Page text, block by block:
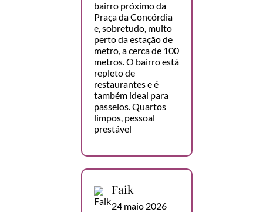
bairro próximo da
Praça da Concórdia
e, sobretudo, muito
perto da estação de
metro, a cerca de 100
metros. O bairro está
repleto de
restaurantes e é
também ideal para
passeios. Quartos
limpos, pessoal
prestável
Faik
24 maio 2026